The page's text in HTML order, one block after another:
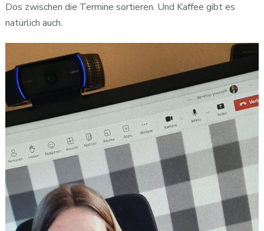
Dos zwischen die Termine sortieren. Und Kaffee gibt es
natürlich auch.